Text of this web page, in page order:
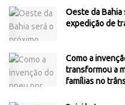
Oeste da Bahia
expedição de
Como a
transformou a
famílias no